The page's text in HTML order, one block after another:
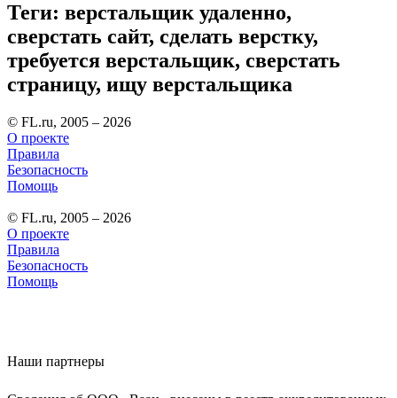
Теги: верстальщик удаленно,
сверстать сайт, сделать верстку,
требуется верстальщик, сверстать
страницу, ищу верстальщика
© FL.ru, 2005 – 2026
О проекте
Правила
Безопасность
Помощь
© FL.ru, 2005 – 2026
О проекте
Правила
Безопасность
Помощь
Наши партнеры